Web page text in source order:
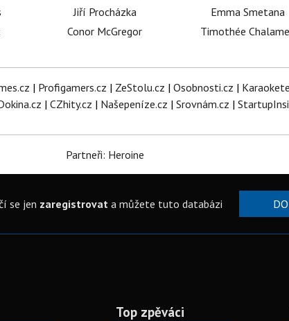
Jiří Procházka
Conor McGregor
Emma Smetana
Timothée
| Profigamers.cz | ZeStolu.cz | Osobnosti.cz |
| CZhity.cz | Našepeníze.cz | Srovnám.cz |
Partneři: Heroine
se jen zaregistrovata můžete tuto databázi
Top zpěváci